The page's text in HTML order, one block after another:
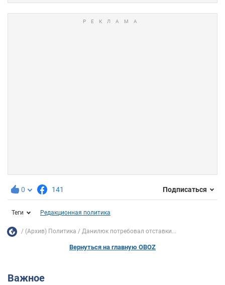
0 141 Подписаться
Теги Редакционная политика
(Архив) Политика Данилюк потребовал отставки...
Вернуться на главную OBOZ
Важное